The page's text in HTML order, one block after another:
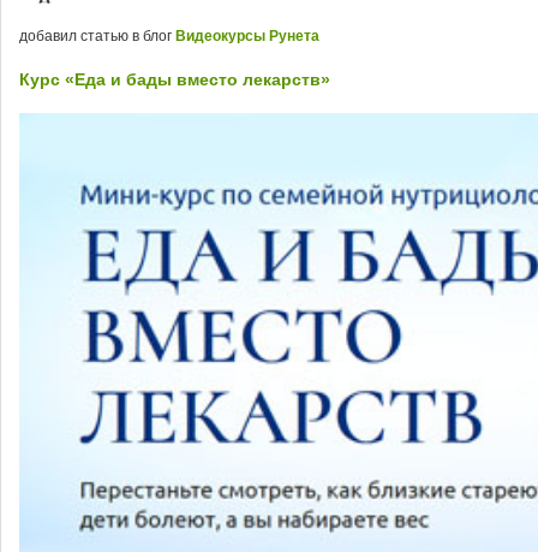
добавил статью в блог Видеокурсы Рунета
Курс «Еда и бады вместо лекарств»